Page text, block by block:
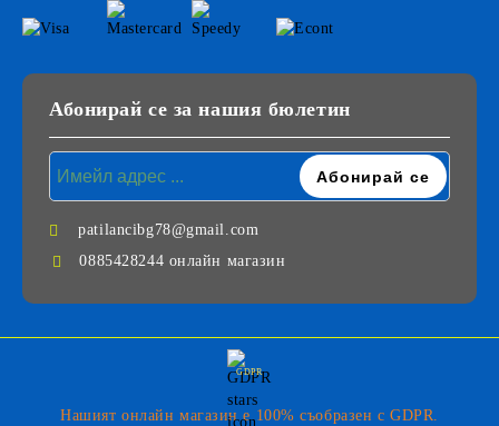
Абонирай се за нашия бюлетин
patilancibg78@gmail.com
0885428244 онлайн магазин
GDPR
Нашият онлайн магазин е 100% съобразен с GDPR.